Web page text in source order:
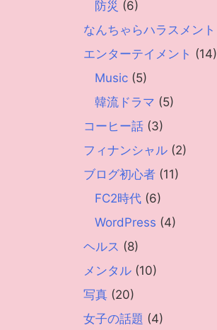
防災 (6)
なんちゃらハラスメント
エンターテイメント (14)
Music (5)
韓流ドラマ (5)
コーヒー話 (3)
フィナンシャル (2)
ブログ初心者 (11)
FC2時代 (6)
WordPress (4)
ヘルス (8)
メンタル (10)
写真 (20)
女子の話題 (4)